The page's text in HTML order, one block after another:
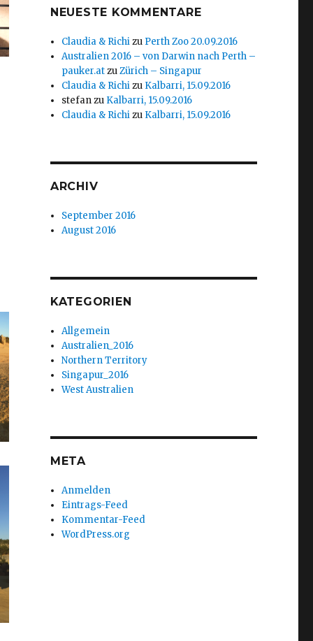
NEUESTE KOMMENTARE
Claudia & Richizu Perth Zoo 20.09.2016
Australien 2016 – von Darwin nach Perth –
pauker.atzuZürich – Singapur
Claudia & Richizu Kalbarri, 15.09.2016
stefanzu Kalbarri, 15.09.2016
Claudia & Richizu Kalbarri, 15.09.2016
ARCHIV
September 2016
August 2016
KATEGORIEN
Allgemein
Australien_2016
Northern Territory
Singapur_2016
West Australien
META
Anmelden
Eintrags-Feed
Kommentar-Feed
WordPress.org